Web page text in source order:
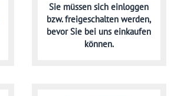
Sie müssen sicheinloggen
bzw. freigeschalten werden,
bevor Sie bei uns einkaufen
können.